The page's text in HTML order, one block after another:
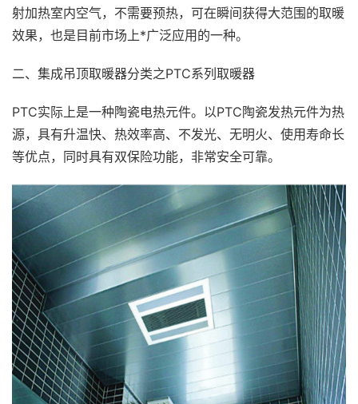
射加热室内空气，不需要预热，可在瞬间获得大范围的取暖
效果，也是目前市场上*广泛应用的一种。
二、集成吊顶取暖器分类之PTC系列取暖器
PTC实际上是一种陶瓷电热元件。以PTC陶瓷发热元件为热
源，具有升温快、热效率高、不发光、无明火、使用寿命长
等优点，同时具有双保险功能，非常安全可靠。